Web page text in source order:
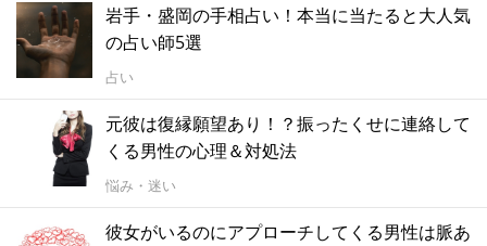
岩手・盛岡の手相占い！本当に当たると大人気
の占い師5選
占い
元彼は復縁願望あり！？振ったくせに連絡して
くる男性の心理＆対処法
悩み・迷い
彼女がいるのにアプローチしてくる男性は脈あ